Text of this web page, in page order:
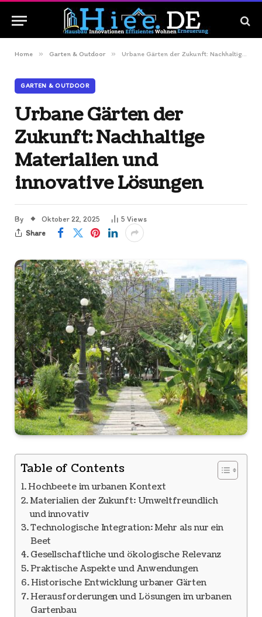
Home » Garten & Outdoor » Urbane Gärten der Zukunft: Nachhaltige Materialien und innovative Lösungen
GARTEN & OUTDOOR
Urbane Gärten der
Zukunft: Nachhaltige
Materialien und
innovative Lösungen
By Oktober 22, 2025 5 Views
Share
Table of Contents
Hochbeete im urbanen Kontext
Materialien der Zukunft: Umweltfreundlich
und innovativ
Technologische Integration: Mehr als nur ein
Beet
Gesellschaftliche und ökologische Relevanz
Praktische Aspekte und Anwendungen
Historische Entwicklung urbaner Gärten
Herausforderungen und Lösungen im urbanen
Gartenbau